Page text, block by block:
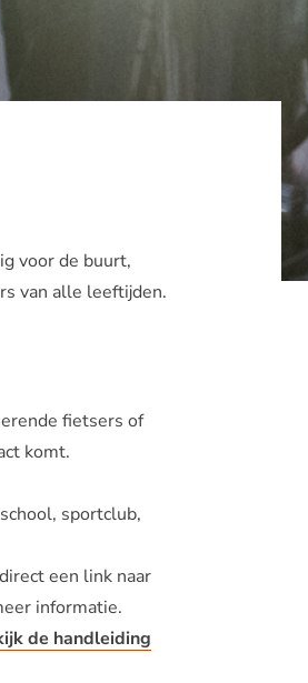
voor de buurt,
van alle leeftijden.
fietsers of
komt.
sportclub,
een link naar
informatie.
de handleiding